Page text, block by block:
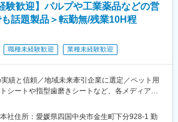
験歓迎】パルプや工業薬品などの営
話題製品＞転勤無/残業10H程
職種未経験歓迎 業種未経験歓迎
実績と信頼／地域未来牽引企業に選定／ペット用
シートや指型歯磨きシートなど、各メディアで
社住所：愛媛県四国中央市金生町下分928-1 勤